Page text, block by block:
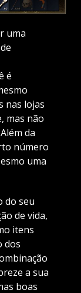
uma
é
nas lojas
mas não
da
número
uma
do seu
de vida,
itens
dos
a sua
boas